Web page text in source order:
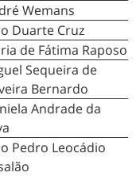
Wemans
Duarte Cruz
de Fátima Raposo
Sequeira de
Bernardo
Andrade da
Pedro Leocádio